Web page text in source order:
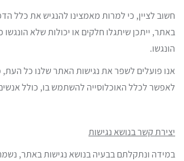
חשוב לציין, כי למרות מאמצינו להנגיש את כלל
באתר, ייתכן שיתגלו חלקים או יכולות שלא הונגשו
הונגשו.
אנו פועלים לשפר את נגישות האתר שלנו כל העת,
לאפשר לכלל האוכלוסייה להשתמש בו, כולל
יצירת קשר בנושא נגישות
במידה ונתקלתם בבעיה בנושא נגישות באתר,